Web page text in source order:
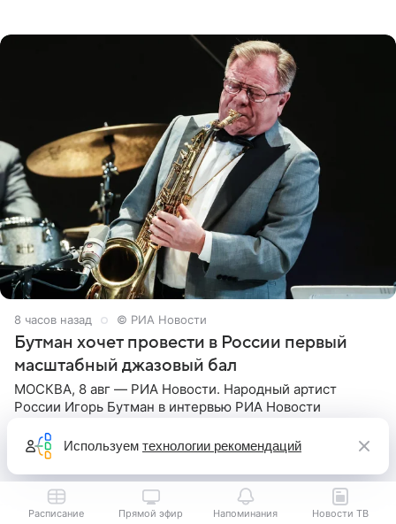
8 часов назад © РИА Новости
Бутман хочет провести в России первый
масштабный джазовый бал
МОСКВА, 8 авг — РИА Новости. Народный артист
России Игорь Бутман в интервью РИА Новости
Санкт-Петербурге первый масштабный джазовый бал,
который объединит джаз,
Расписание Прямой эфир Напоминания Новости ТВ
Используем технологии рекомендаций